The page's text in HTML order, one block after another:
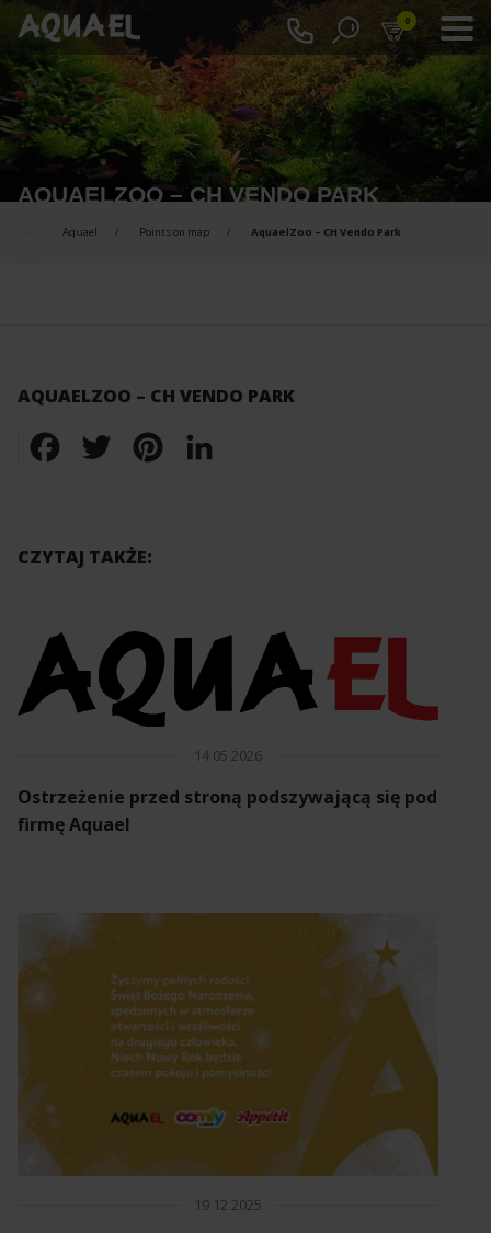
0
AQUAELZOO – CH VENDO PARK
Aquael Points on map AquaelZoo – CH Vendo Park
AQUAELZOO – CH VENDO PARK
FacebookTwitter Pinterest
CZYTAJ TAKŻE:
14 05 2026
Ostrzeżenie przed stroną podszywającą się pod
firmę Aquael
19 12 2025